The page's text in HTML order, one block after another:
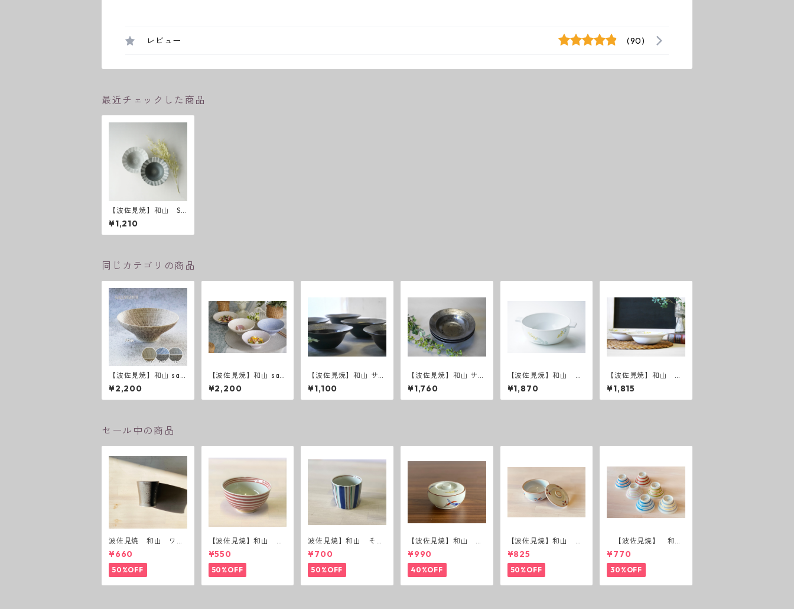
レビュー (90)
最近チェックした商品
【波佐見焼】和山 Sh
abby chic style ボウ
ルS ( ダークグレー
／ ライトグレー ）
¥1,210
同じカテゴリの商品
【波佐見焼】和山 saz
anami 新色 平碗
¥2,200
【波佐見焼】和山 saz
anami 平碗
¥2,200
【波佐見焼】和山 サビ
ボウルS 和モダン シ
ンプル シック おしゃ
れ
¥1,100
【波佐見焼】和山 サビ
ボウルM 和モダン
シンプル シック おし
ゃれ
¥1,760
【波佐見焼】和山 和
ミモザ グラタンボウ
ル
¥1,870
【波佐見焼】和山 和
ミモザ ボウルM
¥1,815
セール中の商品
波佐見焼 和山 ワビ
カップ 黒錆 3種(アウ
トレット）
¥660
50%OFF
【波佐見焼】和山 ボ
ーダー茶碗 赤
¥550
50%OFF
波佐見焼】和山 そば
猪口（十草）
¥700
50%OFF
【波佐見焼】和山 蓋
付丸鉢(唐辛子)
¥990
40%OFF
【波佐見焼】和山 蓋
付丸鉢(花絵)
¥825
50%OFF
【波佐見焼】 和
山 広東碗 二色ボー
ダー 全6パターン
¥770
30%OFF